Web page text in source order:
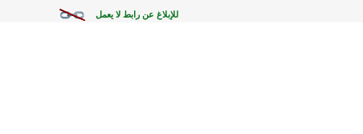
للإبلاغ عن رابط لا يعمل